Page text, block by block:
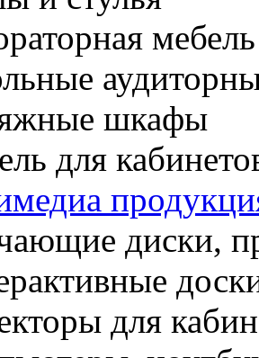
мебель
шкафы
для
диски,
для